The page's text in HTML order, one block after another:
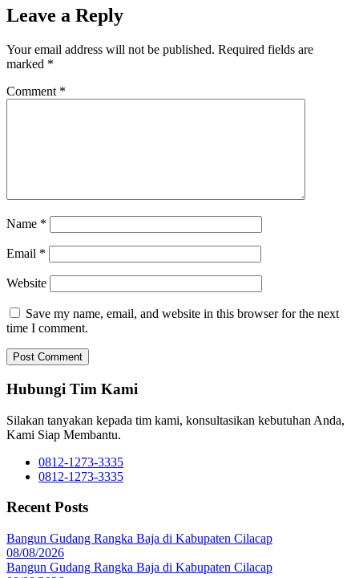
Leave a Reply
Your email address will not be published. Required fields are
marked *
Comment *
Name *
Email *
Website
Save my name, email, and website in this browser for the next
time I comment.
Hubungi Tim Kami
Silakan tanyakan kepada tim kami, konsultasikan kebutuhan Anda,
Kami Siap Membantu.
0812-1273-3335
0812-1273-3335
Recent Posts
Bangun Gudang Rangka Baja di Kabupaten Cilacap
08/08/2026
Bangun Gudang Rangka Baja di Kabupaten Cilacap